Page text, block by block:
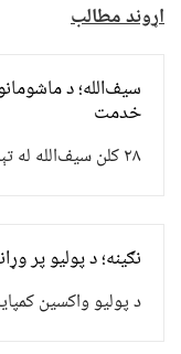
اړوند مطالب
سیف‌الله؛ د
خدمت
۲۸ کلن سیف‌الله له تېرو نهو کلونو راهیسې د پولیو...
نګینه؛ د پولیو پر
د پولیو واکسین